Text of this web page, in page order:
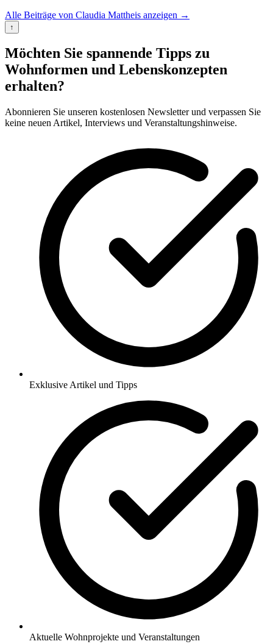
Alle Beiträge von Claudia Mattheis anzeigen →
↑
Möchten Sie spannende Tipps zu
Wohnformen und Lebenskonzepten
erhalten?
Abonnieren Sie unseren kostenlosen Newsletter und verpassen Sie
keine neuen Artikel, Interviews und Veranstaltungshinweise.
Exklusive Artikel und Tipps
Aktuelle Wohnprojekte und Veranstaltungen